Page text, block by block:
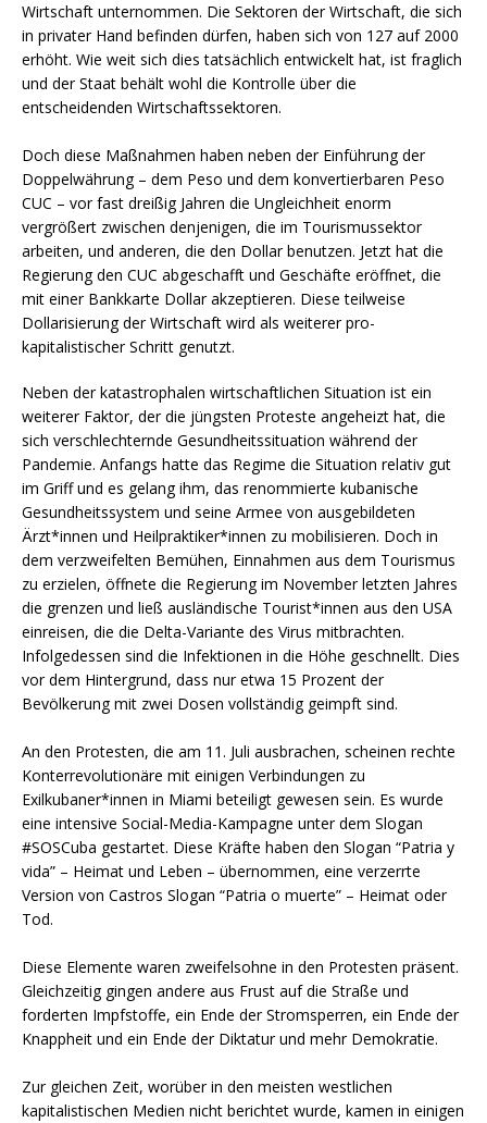
Wirtschaft unternommen. Die Sektoren der Wirtschaft, die sich
in privater Hand befinden dürfen, haben sich von 127 auf 2000
erhöht. Wie weit sich dies tatsächlich entwickelt hat, ist fraglich
und der Staat behält wohl die Kontrolle über die
entscheidenden Wirtschaftssektoren.
Doch diese Maßnahmen haben neben der Einführung der
Doppelwährung – dem Peso und dem konvertierbaren Peso
CUC – vor fast dreißig Jahren die Ungleichheit enorm
vergrößert zwischen denjenigen, die im Tourismussektor
arbeiten, und anderen, die den Dollar benutzen. Jetzt hat die
Regierung den CUC abgeschafft und Geschäfte eröffnet, die
mit einer Bankkarte Dollar akzeptieren. Diese teilweise
Dollarisierung der Wirtschaft wird als weiterer pro-
kapitalistischer Schritt genutzt.
Neben der katastrophalen wirtschaftlichen Situation ist ein
weiterer Faktor, der die jüngsten Proteste angeheizt hat, die
sich verschlechternde Gesundheitssituation während der
Pandemie. Anfangs hatte das Regime die Situation relativ gut
im Griff und es gelang ihm, das renommierte kubanische
Gesundheitssystem und seine Armee von ausgebildeten
Ärzt*innen und Heilpraktiker*innen zu mobilisieren. Doch in
dem verzweifelten Bemühen, Einnahmen aus dem Tourismus
zu erzielen, öffnete die Regierung im November letzten Jahres
die grenzen und ließ ausländische Tourist*innen aus den USA
einreisen, die die Delta-Variante des Virus mitbrachten.
Infolgedessen sind die Infektionen in die Höhe geschnellt. Dies
vor dem Hintergrund, dass nur etwa 15 Prozent der
Bevölkerung mit zwei Dosen vollständig geimpft sind.
An den Protesten, die am 11. Juli ausbrachen, scheinen rechte
Konterrevolutionäre mit einigen Verbindungen zu
Exilkubaner*innen in Miami beteiligt gewesen sein. Es wurde
eine intensive Social-Media-Kampagne unter dem Slogan
#SOSCuba gestartet. Diese Kräfte haben den Slogan “Patria y
vida” – Heimat und Leben – übernommen, eine verzerrte
Version von Castros Slogan “Patria o muerte” – Heimat oder
Tod.
Diese Elemente waren zweifelsohne in den Protesten präsent.
Gleichzeitig gingen andere aus Frust auf die Straße und
forderten Impfstoffe, ein Ende der Stromsperren, ein Ende der
Knappheit und ein Ende der Diktatur und mehr Demokratie.
Zur gleichen Zeit, worüber in den meisten westlichen
kapitalistischen Medien nicht berichtet wurde, kamen in einigen